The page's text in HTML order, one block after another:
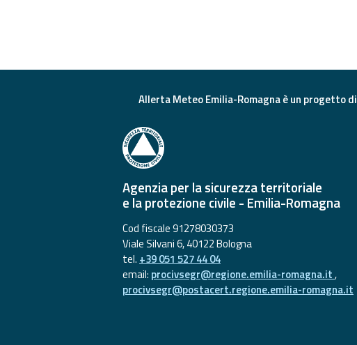
Allerta Meteo Emilia-Romagna è un progetto di
Agenzia per la sicurezza territoriale
e la protezione civile - Emilia-Romagna
Cod fiscale 91278030373
Viale Silvani 6, 40122 Bologna
tel. +39 051 527 44 04
email: procivsegr@regione.emilia-romagna.it,
procivsegr@postacert.regione.emilia-romagna.it